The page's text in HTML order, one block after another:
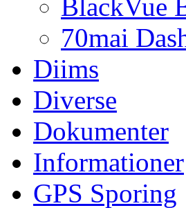
BlackVue
70mai
Diims
Diverse
Dokumenter
Informationer
GPS Sporing